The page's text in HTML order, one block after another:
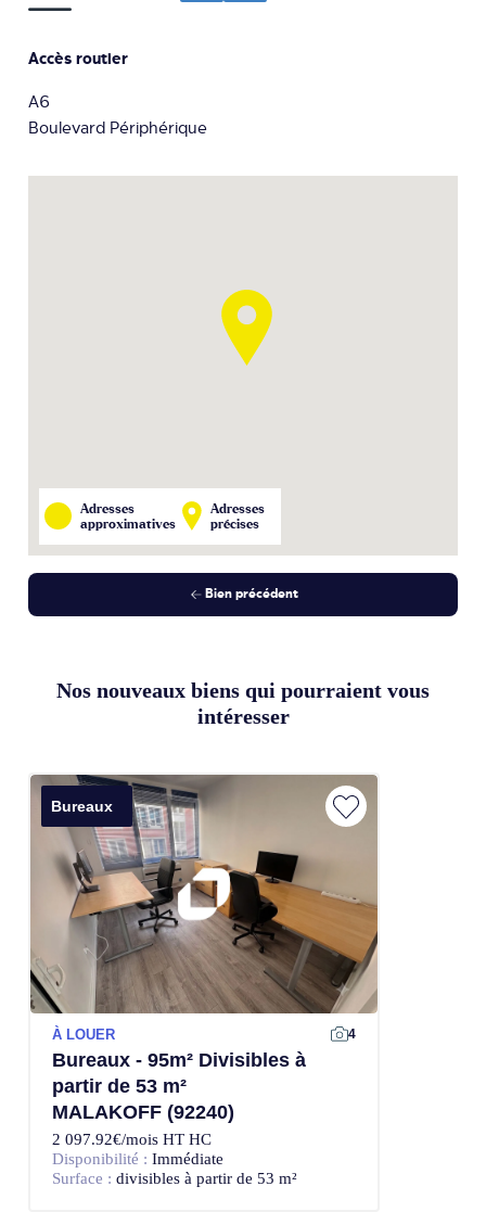
Accès routier
A6
Boulevard Périphérique
Adresses
approximatives
Adresses
précises
Bien précédent
Nos nouveaux biens qui pourraient vous
intéresser
Bureaux
À LOUER 4
Bureaux - 95m² Divisibles à
partir de 53 m²
MALAKOFF (92240)
2 097.92€/mois HT HC
Disponibilité : Immédiate
Surface : divisibles à partir de 53 m²